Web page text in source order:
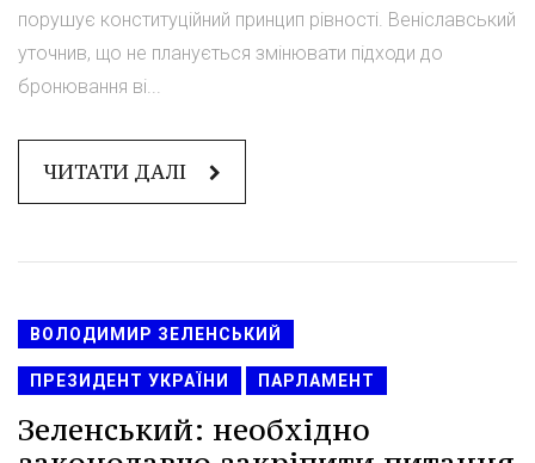
порушує конституційний принцип рівності. Веніславський
уточнив, що не планується змінювати підходи до
бронювання ві...
ЧИТАТИ ДАЛІ
ВОЛОДИМИР ЗЕЛЕНСЬКИЙ
ПРЕЗИДЕНТ УКРАЇНИ ПАРЛАМЕНТ
Зеленський: необхідно